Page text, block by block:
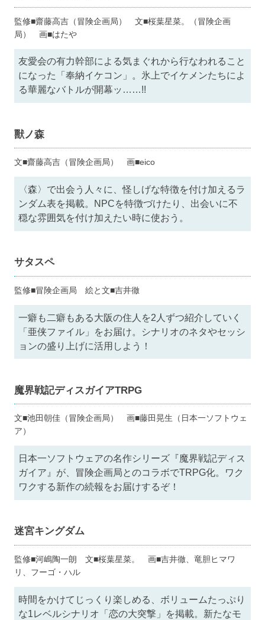
監修■齋藤高吉（冒険企画局） 文■桜葉星菜。（冒険企画
局） 画■はたや
友愛会の有力幹部による気まぐれから行なわれること
になった「奉納イケコン」。氷上でイケメンたちによ
る華麗なバトルが開幕ッ……!!
獸ノ森
文■齋藤高吉（冒険企画局） 画■eico
〈森〉で出会う人々に、怪しげな特徴を付け加えるラ
ンダム表を掲載。NPCを特徴づけたり、出会いに不
穏な雰囲気を付け加えたい時に使おう。
サタスペ
監修■冒険企画局 絵と文■吉井徹
一癖も二癖もある大阪の住人を2人ずつ紹介していく
「亜侠ファイル」をお届け。シナリオのネタやセッシ
ョンの盛り上げに活用しよう！
魔界戦記ディスガイアTRPG
文■池田朝佳（冒険企画局） 画■藤田晃生（日本一ソフトウェ
ア）
日本一ソフトウェアの名作シリーズ『魔界戦記ディス
ガイア』が、冒険企画局とのコラボでTRPG化。ワク
ワクする新作の続報をお届けするぞ！
迷宮キングダム
監修■河嶋陶一朗 文■桜葉星菜。 画■吉井徹、竜胆ヒマワ
リ、フーゴ・ハル
時間をかけてじっくり楽しめる、ボリュームたっぷり
な1レベルシナリオ「恋の大突撃」を掲載。新たなモ